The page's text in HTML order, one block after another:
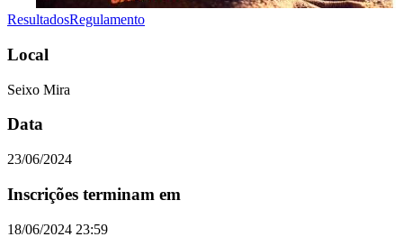
ResultadosRegulamento
Local
Seixo Mira
Data
23/06/2024
Inscrições terminam em
18/06/2024 23:59